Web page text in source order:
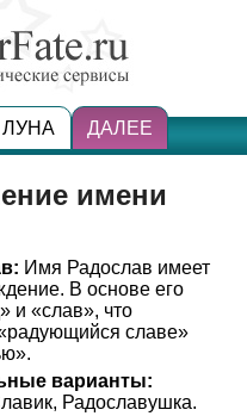
ЛУНА ДАЛЕЕ
имени
Имя Радослав имеет
В основе его
и «слав», что
славе»
варианты:
Радославушка.